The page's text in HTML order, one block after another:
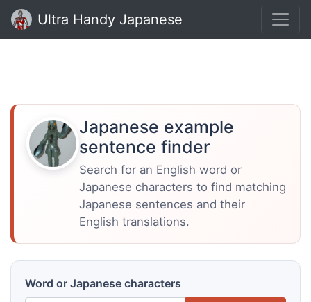
Ultra Handy Japanese
Japanese example
sentence finder
Search for an English word or
Japanese characters to find matching
Japanese sentences and their
English translations.
Word or Japanese characters